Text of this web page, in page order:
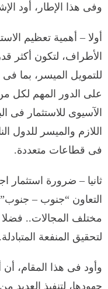
وفى هذا الإطار، أود
أولا – أهمية تعظيم
الأطراف، لتكون أكثر
للتمويل الميسر، بما فى
على الدور المهم لكل من
الآسيوى للاستثمار فى
اللازم والميسر للدول
فى قطاعات متعددة.
ثانيا – ضرورة استثمار
التعاون “جنوب –
مختلف المجالات..
لتحقيق المنفعة المتبادلة.
وأود فى هذا المقام،
جهودها، لتنفيذ العديد